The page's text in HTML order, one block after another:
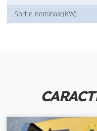
Sortie nominale(KW)